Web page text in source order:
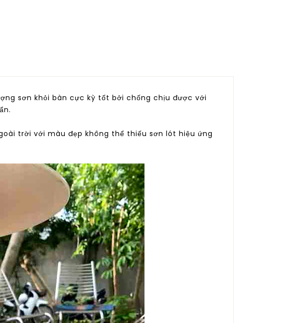
sơn khỏi bàn cực kỳ tốt bởi chống chịu được với
trời với màu đẹp không thể thiếu sơn lót hiệu ứng